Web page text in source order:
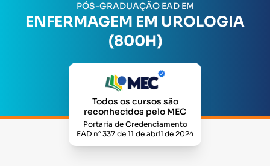
PÓS-GRADUAÇÃO EAD EM
ENFERMAGEM EM UROLOGIA
(800H)
Todos os cursos são
reconhecidos pelo MEC
Portaria de Credenciamento
EAD n° 337 de 11 de abril de 2024